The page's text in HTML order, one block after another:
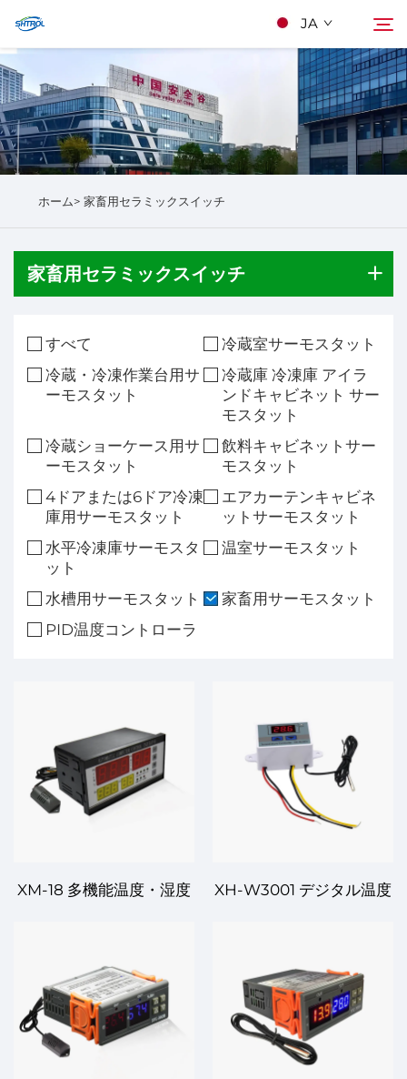
JA
当社について
製品
検索
ホーム> 家畜用セラミックスイッチ
家畜用セラミックスイッチ
すべて
冷蔵室サーモスタット
冷蔵・冷凍作業台用サ
ーモスタット
冷蔵庫 冷凍庫 アイラ
ンドキャビネット サー
モスタット
冷蔵ショーケース用サ
ーモスタット
飲料キャビネットサー
モスタット
4ドアまたは6ドア冷凍
庫用サーモスタット
エアカーテンキャビネ
ットサーモスタット
水平冷凍庫サーモスタ
ット
温室サーモスタット
水槽用サーモスタット
家畜用サーモスタット
PID温度コントローラ
XM-18 多機能温度・湿度
ン
XH-W3001 デジタル温度